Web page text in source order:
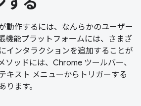
動作するには、なんらかのユーザー
機能プラットフォームには、さまざ
インタラクションを追加することが
ソッドには、Chrome ツールバー、
キスト メニューからトリガーする
ります。